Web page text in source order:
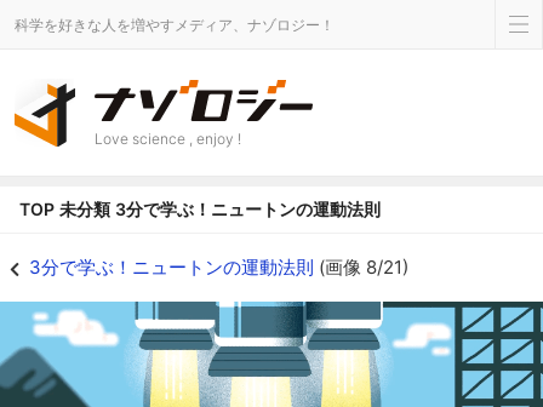
科学を好きな人を増やすメディア、ナゾロジー！
Love science , enjoy !
TOP 未分類 3分で学ぶ！ニュートンの運動法則
3分で学ぶ！ニュートンの運動法則 (画像 8/21)